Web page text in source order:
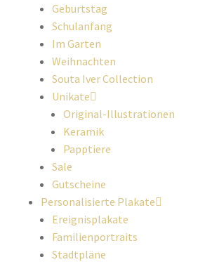
Geburtstag
Schulanfang
Im Garten
Weihnachten
Souta Iver Collection
Unikate
Original-Illustrationen
Keramik
Papptiere
Sale
Gutscheine
Personalisierte Plakate
Ereignisplakate
Familienportraits
Stadtpläne